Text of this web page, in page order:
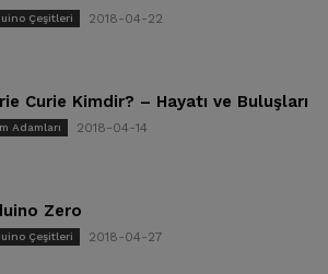
Çeşitleri 2018-04-22
Curie Kimdir? – Hayatı ve Buluşları
Adamları 2018-04-14
Zero
Çeşitleri 2018-04-27